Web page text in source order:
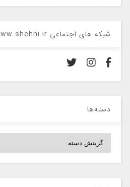
شبکه های اجتماعی www.shehni.ir
دسته‌ها
دسته‌ها